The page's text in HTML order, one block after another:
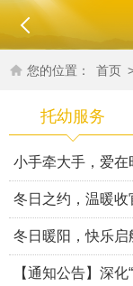
您的位置： 首页
托幼服务
小手牵大手，爱
顾
冬日之约，温暖
见成长的亲子之旅
冬日暖阳，快乐
一期亲子入园体
【通知公告】深